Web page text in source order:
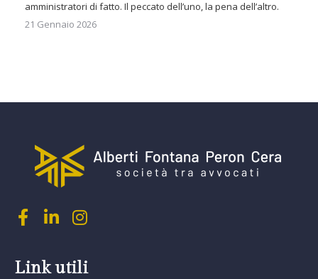
amministratori di fatto. Il peccato dell’uno, la pena dell’altro.
21 Gennaio 2026
Link utili